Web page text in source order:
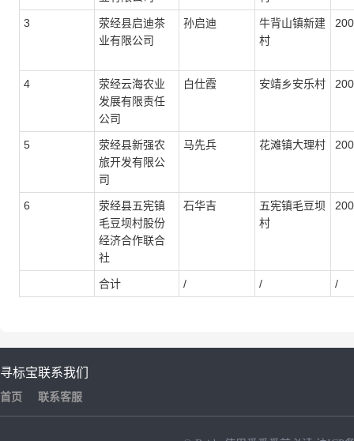
3
荥经县启迪茶
业有限公司
孙启迪
牛背山镇新建
村
4
荥经云海农业
发展有限责任
公司
白仕霞 安靖乡安乐村
5
荥经县新强农
旅开发有限公
司
马先兵 花滩镇大理村
6
荥经县五宪镇
毛豆坝村股份
经济合作联合
社
石华吉
五宪镇毛豆坝
村
合计 / / /
寻标宝
首页
联系我们
联系客服